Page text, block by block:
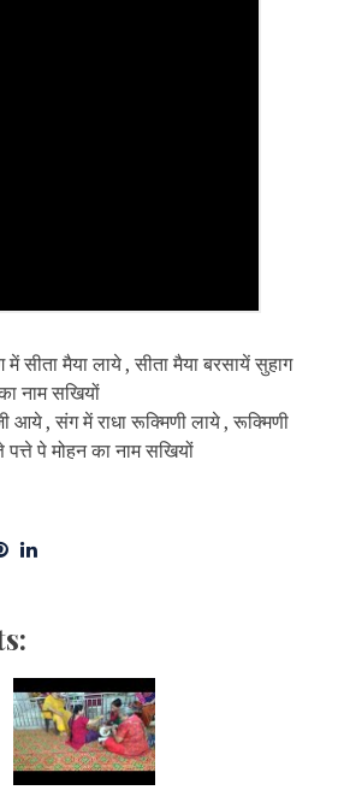
सीता मैया लाये , सीता मैया बरसायें सुहाग
नाम सखियों
आये , संग में राधा रूक्मिणी लाये , रूक्मिणी
पे मोहन का नाम सखियों